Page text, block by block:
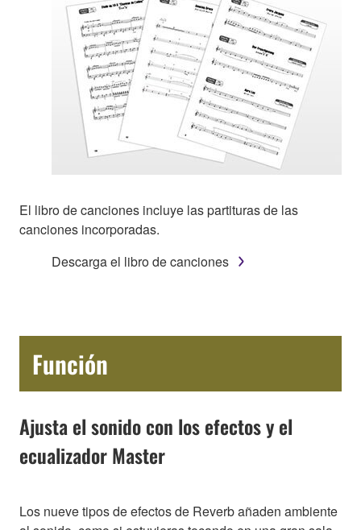
El libro de canciones incluye las partituras de las
canciones incorporadas.
Descarga el libro de canciones
Función
Ajusta el sonido con los efectos y el
ecualizador Master
Los nueve tipos de efectos de Reverb añaden ambiente